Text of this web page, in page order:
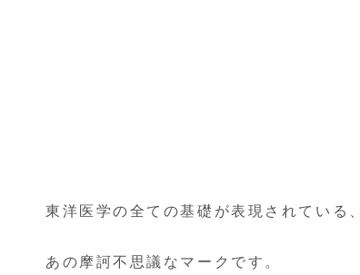
東洋医学の全ての基礎が表現されている、
あの摩訶不思議なマークです。